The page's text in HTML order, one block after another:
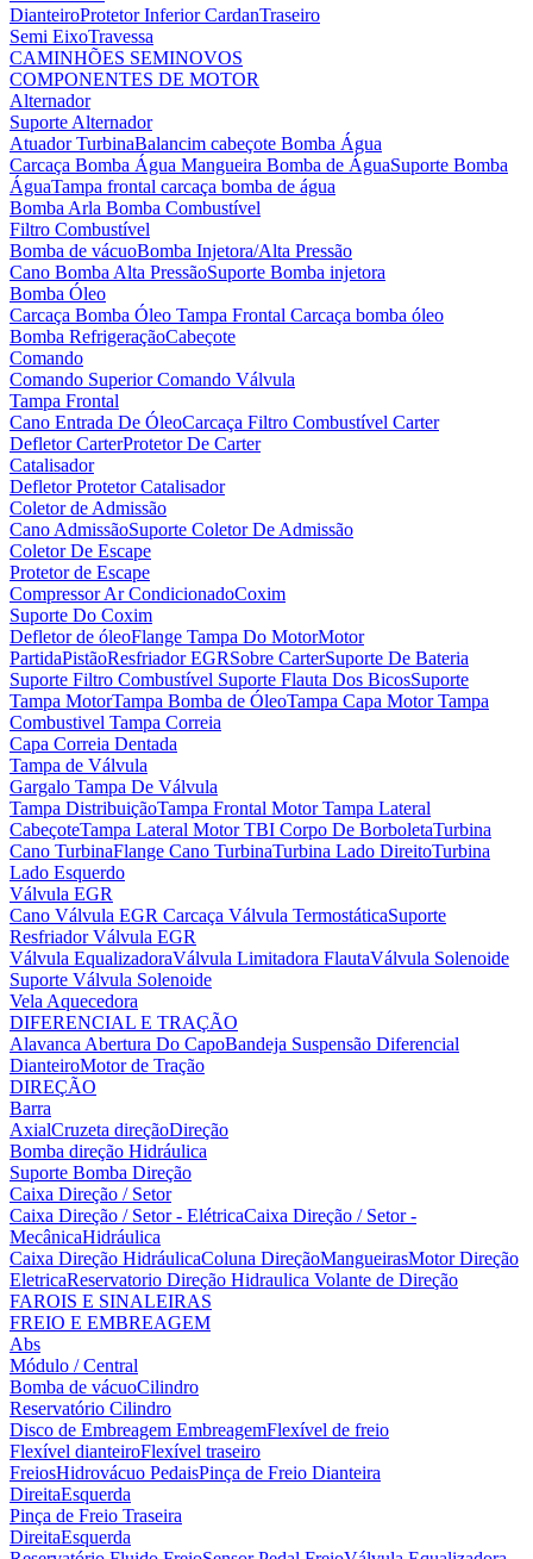
DianteiroProtetor Inferior CardanTraseiro
Semi EixoTravessa
CAMINHÕES SEMINOVOS
COMPONENTES DE MOTOR
Alternador
Suporte Alternador
Atuador TurbinaBalancim cabeçote Bomba Água
Carcaça Bomba Água Mangueira Bomba de ÁguaSuporte Bomba
ÁguaTampa frontal carcaça bomba de água
Bomba Arla Bomba Combustível
Filtro Combustível
Bomba de vácuoBomba Injetora/Alta Pressão
Cano Bomba Alta PressãoSuporte Bomba injetora
Bomba Óleo
Carcaça Bomba Óleo Tampa Frontal Carcaça bomba óleo
Bomba RefrigeraçãoCabeçote
Comando
Comando SuperiorComando Válvula
Tampa Frontal
Cano Entrada De ÓleoCarcaça Filtro Combustível Carter
Defletor CarterProtetor De Carter
Catalisador
Defletor Protetor Catalisador
Coletor de Admissão
Cano AdmissãoSuporte Coletor De Admissão
Coletor De Escape
Protetor de Escape
Compressor Ar CondicionadoCoxim
Suporte Do Coxim
Defletor de óleoFlange Tampa Do MotorMotor
PartidaPistãoResfriador EGRSobre CarterSuporte De Bateria
Suporte Filtro Combustível Suporte Flauta Dos BicosSuporte
Tampa MotorTampa Bomba de ÓleoTampa Capa MotorTampa
Combustivel Tampa Correia
Capa Correia Dentada
Tampa de Válvula
Gargalo Tampa De Válvula
Tampa DistribuiçãoTampa Frontal MotorTampa Lateral
CabeçoteTampa Lateral MotorTBI Corpo De BorboletaTurbina
Cano TurbinaFlange Cano TurbinaTurbina Lado DireitoTurbina
Lado Esquerdo
Válvula EGR
Cano Válvula EGR Carcaça Válvula TermostáticaSuporte
Resfriador Válvula EGR
Válvula EqualizadoraVálvula Limitadora FlautaVálvula Solenoide
Suporte Válvula Solenoide
Vela Aquecedora
DIFERENCIAL E TRAÇÃO
Alavanca Abertura Do CapoBandeja Suspensão Diferencial
DianteiroMotor de Tração
DIREÇÃO
Barra
AxialCruzeta direçãoDireção
Bomba direção Hidráulica
Suporte Bomba Direção
Caixa Direção / Setor
Caixa Direção / Setor - ElétricaCaixa Direção / Setor -
MecânicaHidráulica
Caixa Direção HidráulicaColuna DireçãoMangueirasMotor Direção
EletricaReservatorio Direção Hidraulica Volante de Direção
FAROIS E SINALEIRAS
FREIO E EMBREAGEM
Abs
Módulo / Central
Bomba de vácuoCilindro
Reservatório Cilindro
Disco de Embreagem EmbreagemFlexível de freio
Flexível dianteiroFlexível traseiro
FreiosHidrovácuo PedaisPinça de Freio Dianteira
DireitaEsquerda
Pinça de Freio Traseira
DireitaEsquerda